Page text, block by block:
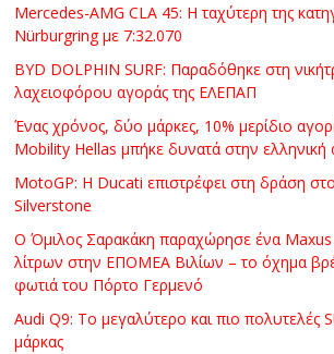
O
R
E
Mercedes-AMG CLA 45: Η ταχύτερη της
Nürburgring με 7:32.070
BYD DOLPHIN SURF: Παραδόθηκε στη
λαχειοφόρου αγοράς της ΕΛΕΠΑΠ
Ένας χρόνος, δύο μάρκες, 10% μερίδιο
Mobility Hellas μπήκε δυνατά στην ελληνική
MotoGP: Η Ducati επιστρέφει στη δράση στο
Silverstone
Ο Όμιλος Σαρακάκη παραχώρησε ένα Maxus
λίτρων στην ΕΠΟΜΕΑ Βιλίων – το όχημα
φωτιά του Πόρτο Γερμενό
Audi Q9: Το μεγαλύτερο και πιο πολυτελές
μάρκας